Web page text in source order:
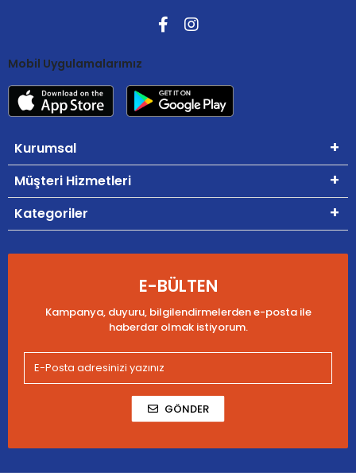
Mobil Uygulamalarımız
Kurumsal
Müşteri Hizmetleri
Kategoriler
E-BÜLTEN
Kampanya, duyuru, bilgilendirmelerden e-posta ile
haberdar olmak istiyorum.
GÖNDER